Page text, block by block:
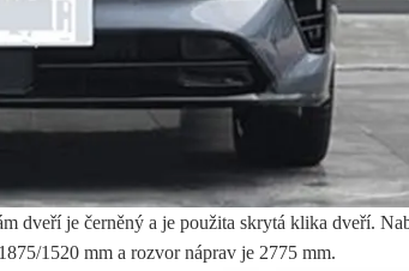
dveří je černěný a je použita skrytá klika dveří.
1520 mm a rozvor náprav je 2775 mm.